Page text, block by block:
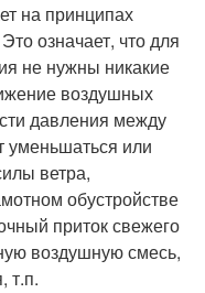
на принципах
означает, что для
не нужны никакие
воздушных
давления между
или
ветра,
обустройстве
приток свежего
воздушную смесь,
т.п.